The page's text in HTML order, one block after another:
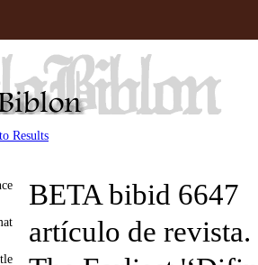
Results
BETA bibid 6647
artículo de